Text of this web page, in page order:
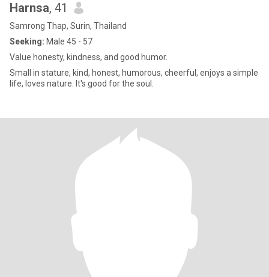
Harnsa, 41
Samrong Thap, Surin, Thailand
Seeking: Male 45 - 57
Value honesty, kindness, and good humor.
Small in stature, kind, honest, humorous, cheerful, enjoys a simple
life, loves nature. It's good for the soul.